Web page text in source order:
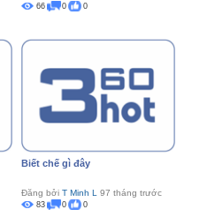
66 0 0
Biết chế gì đây
Đăng bởi T Minh L 97 tháng trước
83 0 0